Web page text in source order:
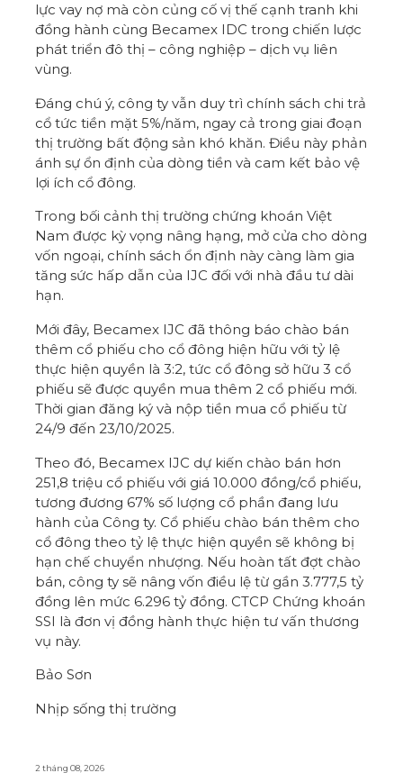
lực vay nợ mà còn củng cố vị thế cạnh tranh khi
đồng hành cùng Becamex IDC trong chiến lược
phát triển đô thị – công nghiệp – dịch vụ liên
vùng.
Đáng chú ý, công ty vẫn duy trì chính sách chi trả
cổ tức tiền mặt 5%/năm, ngay cả trong giai đoạn
thị trường bất động sản khó khăn. Điều này phản
ánh sự ổn định của dòng tiền và cam kết bảo vệ
lợi ích cổ đông.
Trong bối cảnh thị trường chứng khoán Việt
Nam được kỳ vọng nâng hạng, mở cửa cho dòng
vốn ngoại, chính sách ổn định này càng làm gia
tăng sức hấp dẫn của IJC đối với nhà đầu tư dài
hạn.
Mới đây, Becamex IJC đã thông báo chào bán
thêm cổ phiếu cho cổ đông hiện hữu với tỷ lệ
thực hiện quyền là 3:2, tức cổ đông sở hữu 3 cổ
phiếu sẽ được quyền mua thêm 2 cổ phiếu mới.
Thời gian đăng ký và nộp tiền mua cổ phiếu từ
24/9 đến 23/10/2025.
Theo đó, Becamex IJC dự kiến chào bán hơn
251,8 triệu cổ phiếu với giá 10.000 đồng/cổ phiếu,
tương đương 67% số lượng cổ phần đang lưu
hành của Công ty. Cổ phiếu chào bán thêm cho
cổ đông theo tỷ lệ thực hiện quyền sẽ không bị
hạn chế chuyển nhượng. Nếu hoàn tất đợt chào
bán, công ty sẽ nâng vốn điều lệ từ gần 3.777,5 tỷ
đồng lên mức 6.296 tỷ đồng. CTCP Chứng khoán
SSI là đơn vị đồng hành thực hiện tư vấn thương
vụ này.
Bảo Sơn
Nhịp sống thị trường
2 tháng 08, 2026